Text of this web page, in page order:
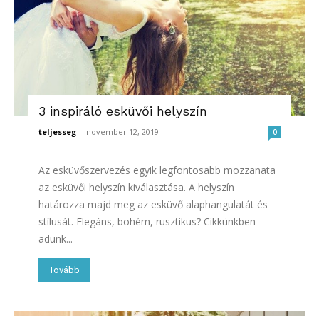
3 inspiráló esküvői helyszín
teljesseg - november 12, 2019 0
Az esküvőszervezés egyik legfontosabb mozzanata
az esküvői helyszín kiválasztása. A helyszín
határozza majd meg az esküvő alaphangulatát és
stílusát. Elegáns, bohém, rusztikus? Cikkünkben
adunk...
Tovább